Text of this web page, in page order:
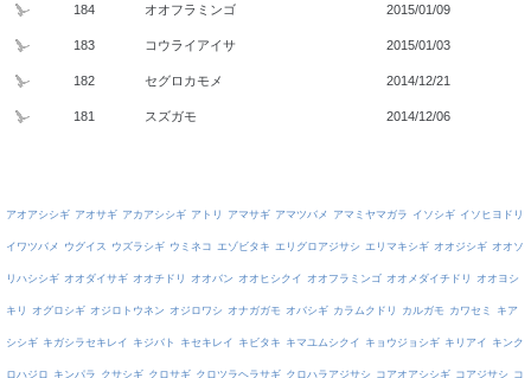
184 オオフラミンゴ 2015/01/09
183 コウライアイサ 2015/01/03
182 セグロカモメ 2014/12/21
181 スズガモ 2014/12/06
アオアシシギ アオサギ アカアシシギ アトリ アマサギ アマツバメ アマミヤマガラ イソシギ イソヒヨドリ
イワツバメ ウグイス ウズラシギ ウミネコ エゾビタキ エリグロアジサシ エリマキシギ オオジシギ オオソ
リハシシギ オオダイサギ オオチドリ オオバン オオヒシクイ オオフラミンゴ オオメダイチドリ オオヨシ
キリ オグロシギ オジロトウネン オジロワシ オナガガモ オバシギ カラムクドリ カルガモ カワセミ キア
シシギ キガシラセキレイ キジバト キセキレイ キビタキ キマユムシクイ キョウジョシギ キリアイ キンク
ロハジロ キンパラ クサシギ クロサギ クロツラヘラサギ クロハラアジサシ コアオアシシギ コアジサシ コ